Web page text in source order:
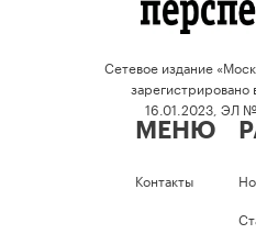
Сетевое издание
зарегистрировано
16.01.2023, ЭЛ
МЕНЮ
Контакты